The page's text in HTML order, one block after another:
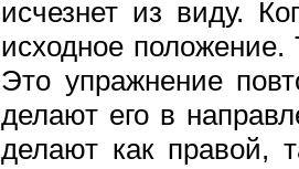
исчезнет из виду.
исходное
Это упражнение
делают его в
делают как правой,